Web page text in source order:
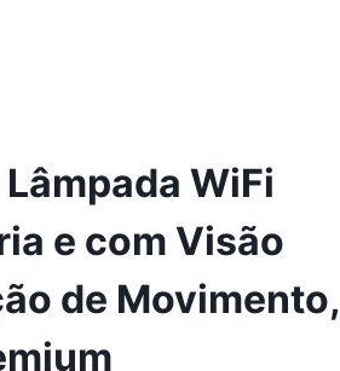
WiFi
e com Visão
de Movimento,